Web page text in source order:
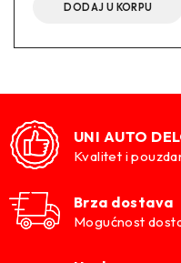
DODAJ U KORPU
UNI AUTO
Kvalitet i
Brza dostava
Mogućnost